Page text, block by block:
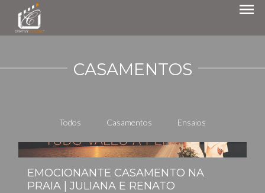
menu
CASAMENTOS
Todos Casamentos Ensaios
EMOCIONANTE CASAMENTO NA
PRAIA | JULIANA E RENATO